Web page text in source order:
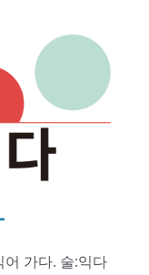
가다. 술:익다